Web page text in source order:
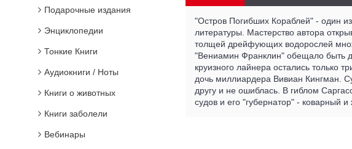
Подарочные издания
Энциклопедии
Тонкие Книги
Аудиокниги / Ноты
Книги о животных
Книги заболели
Вебинары
"Остров Погибших Кораблей" - один
литературы. Мастерство автора
толщей дрейфующих водорослей
"Вениамин Франклин" обещало быть
круизного лайнера остались только
дочь миллиардера Вивиан Кингман.
другу и не ошиблась. В гиблом
судов и его "губернатор" - коварный